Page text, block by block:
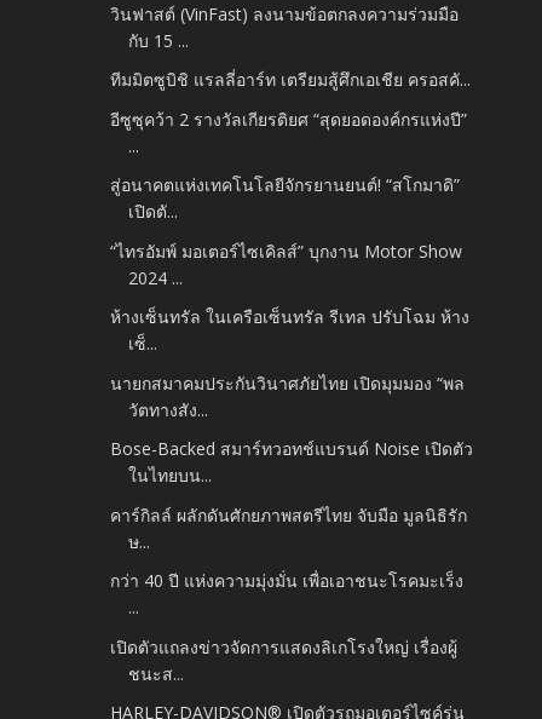
วินฟาสต์ (VinFast) ลงนามข้อตกลงความร่วมมือ
กับ 15 ...
ทีมมิตซูบิชิ แรลลี่อาร์ท เตรียมสู้ศึกเอเชีย ครอสคั...
อีซูซุคว้า 2 รางวัลเกียรติยศ “สุดยอดองค์กรแห่งปี”
...
สู่อนาคตแห่งเทคโนโลยีจักรยานยนต์! “สโกมาดิ”
เปิดตั...
“ไทรอัมพ์ มอเตอร์ไซเคิลส์” บุกงาน Motor Show
2024 ...
ห้างเซ็นทรัล ในเครือเซ็นทรัล รีเทล ปรับโฉม ห้าง
เซ็...
นายกสมาคมประกันวินาศภัยไทย เปิดมุมมอง “พล
วัตทางสัง...
Bose-Backed สมาร์ทวอทช์แบรนด์ Noise เปิดตัว
ในไทยบน...
คาร์กิลล์ ผลักดันศักยภาพสตรีไทย จับมือ มูลนิธิรัก
ษ...
กว่า 40 ปี แห่งความมุ่งมั่น เพื่อเอาชนะโรคมะเร็ง
...
เปิดตัวแถลงข่าวจัดการแสดงลิเกโรงใหญ่ เรื่องผู้
ชนะส...
HARLEY-DAVIDSON® เปิดตัวรถมอเตอร์ไซค์รุ่น